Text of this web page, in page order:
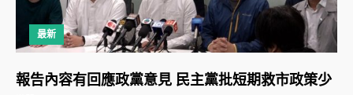
最新
報告內容有回應政黨意見 民主黨批短期救市政策少